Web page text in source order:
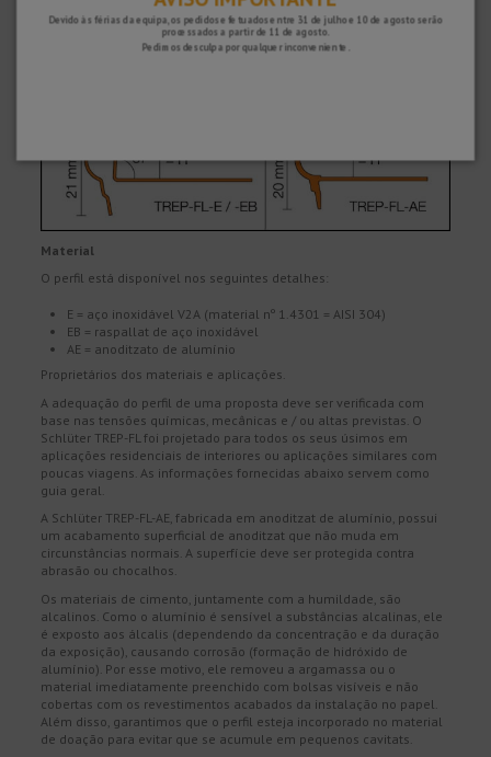
Material
O perfil está disponível nos seguintes detalhes:
E = aço inoxidável V2A (material nº 1.4301 = AISI 304)
EB = raspallat de aço inoxidável
AE = anoditzato de alumínio
Proprietários dos materiais e aplicações.
A adequação do perfil de uma proposta deve ser verificada com
base nas tensões químicas, mecânicas e / ou altas previstas. O
Schlüter TREP-FL foi projetado para todos os seus úsimos em
aplicações residenciais de interiores ou aplicações similares com
poucas viagens. As informações fornecidas abaixo servem como
guia geral.
A Schlüter TREP-FL-AE, fabricada em anoditzat de alumínio, possui
um acabamento superficial de anoditzat que não muda em
circunstâncias normais. A superfície deve ser protegida contra
abrasão ou chocalhos.
Os materiais de cimento, juntamente com a humildade, são
alcalinos. Como o alumínio é sensível a substâncias alcalinas, ele
é exposto aos álcalis (dependendo da concentração e da duração
da exposição), causando corrosão (formação de hidróxido de
alumínio). Por esse motivo, ele removeu a argamassa ou o
material imediatamente preenchido com bolsas visíveis e não
cobertas com os revestimentos acabados da instalação no papel.
Além disso, garantimos que o perfil esteja incorporado no material
de doação para evitar que se acumule em pequenos cavitats.
Devido às férias da equipa, os pedidos efetuados entre 31 de julho e 10 de agosto serão
processados ​​a partir de 11 de agosto.
Pedimos desculpa por qualquer inconveniente.